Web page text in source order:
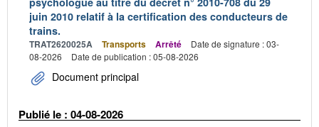
juin 2010 relatif à la certification des conducteurs de
trains.
TRAT2620025A Transports Arrêté
Date de signature : 03-
08-2026
Date de publication : 05-08-2026
Document principal
Publié le : 04-08-2026